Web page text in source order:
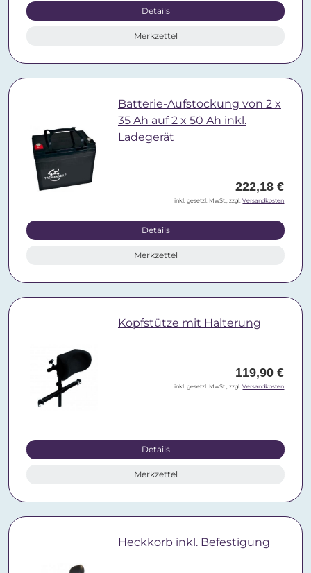
Details
Merkzettel
Batterie-Aufstockung von 2 x
35 Ah auf 2 x 50 Ah inkl.
Ladegerät
222,18 €
inkl. gesetzl. MwSt., zzgl.Versandkosten
Details
Merkzettel
Kopfstütze mit Halterung
119,90 €
inkl. gesetzl. MwSt., zzgl.Versandkosten
Details
Merkzettel
Heckkorb inkl. Befestigung